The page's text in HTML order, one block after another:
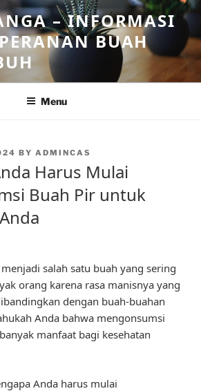
– INFORMASI
BUAH
Menu
BY ADMINCAS
Harus Mulai
Buah Pir untuk
salah satu buah yang sering
orang karena rasa manisnya yang
dengan buah-buahan
Anda bahwa mengonsumsi
manfaat bagi kesehatan
Anda harus mulai